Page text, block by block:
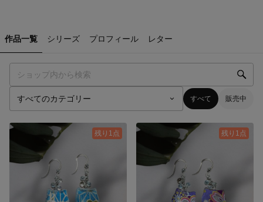
作品一覧 シリーズ プロフィール レター
すべて 販売中
残り1点 残り1点